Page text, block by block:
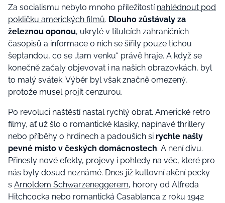
Za socialismu nebylo mnoho příležitostí nahlédnout pod
pokličku amerických filmů. Dlouho zůstávaly za
železnou oponou, ukryté v titulcích zahraničních
časopisů a informace o nich se šířily pouze tichou
šeptandou, co se „tam venku“ právě hraje. A když se
konečně začaly objevovat i na našich obrazovkách, byl
to malý svátek. Výběr byl však značně omezený,
protože musel projít cenzurou.
Po revoluci naštěstí nastal rychlý obrat. Americké retro
filmy, ať už šlo o romantické klasiky, napínavé thrillery
nebo příběhy o hrdinech a padouších si rychle našly
pevné místo v českých domácnostech. A není divu.
Přinesly nové efekty, projevy i pohledy na věc, které pro
nás byly dosud neznámé. Dnes již kultovní akční pecky
s Arnoldem Schwarzeneggerem, horory od Alfreda
Hitchcocka nebo romantická Casablanca z roku 1942